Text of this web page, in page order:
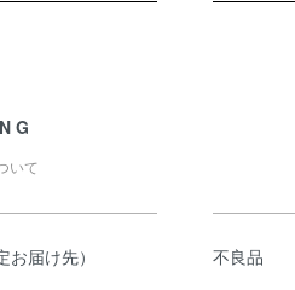
いて
届け先）
不良品